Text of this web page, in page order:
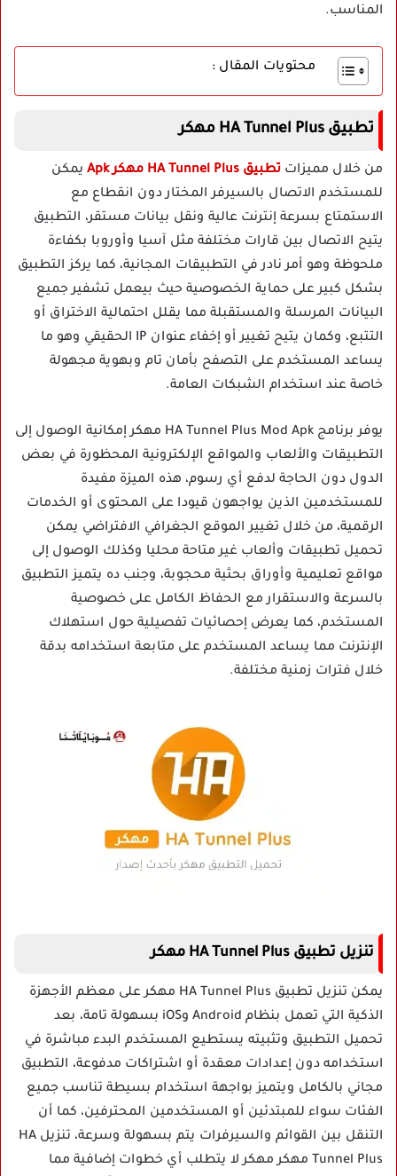
المناسب.
محتويات المقال :
تطبيق HA Tunnel Plus مهكر
من خلال مميزات تطبيق HA Tunnel Plus مهكر Apk
يمكن
للمستخدم الاتصال بالسيرفر المختار دون انقطاع مع
الاستمتاع بسرعة إنترنت عالية ونقل بيانات مستقر، التطبيق
يتيح الاتصال بين قارات مختلفة مثل آسيا وأوروبا بكفاءة
ملحوظة وهو أمر نادر في التطبيقات المجانية، كما يركز التطبيق
بشكل كبير على حماية الخصوصية حيث بيعمل تشفير جميع
البيانات المرسلة والمستقبلة مما يقلل احتمالية الاختراق أو
التتبع، وكمان يتيح تغيير أو إخفاء عنوان IP الحقيقي وهو ما
يساعد المستخدم على التصفح بأمان تام وبهوية مجهولة
خاصة عند استخدام الشبكات العامة.
يوفر برنامج HA Tunnel Plus Mod Apk مهكر إمكانية الوصول إلى
التطبيقات والألعاب والمواقع الإلكترونية المحظورة في بعض
الدول دون الحاجة لدفع أي رسوم، هذه الميزة مفيدة
للمستخدمين الذين يواجهون قيودا على المحتوى أو الخدمات
الرقمية، من خلال تغيير الموقع الجغرافي الافتراضي يمكن
تحميل تطبيقات وألعاب غير متاحة محليا وكذلك الوصول إلى
مواقع تعليمية وأوراق بحثية محجوبة، وجنب ده يتميز التطبيق
بالسرعة والاستقرار مع الحفاظ الكامل على خصوصية
المستخدم، كما يعرض إحصائيات تفصيلية حول استهلاك
الإنترنت مما يساعد المستخدم على متابعة استخدامه بدقة
خلال فترات زمنية مختلفة.
تنزيل تطبيق HA Tunnel Plus مهكر
يمكن تنزيل تطبيق HA Tunnel Plus مهكر على معظم الأجهزة
الذكية التي تعمل بنظام Android وiOS بسهولة تامة، بعد
تحميل التطبيق وتثبيته يستطيع المستخدم البدء مباشرة في
استخدامه دون إعدادات معقدة أو اشتراكات مدفوعة، التطبيق
مجاني بالكامل ويتميز بواجهة استخدام بسيطة تناسب جميع
الفئات سواء للمبتدئين أو المستخدمين المحترفين، كما أن
التنقل بين القوائم والسيرفرات يتم بسهولة وسرعة، تنزيل HA
Tunnel Plus مهكر مهكر لا يتطلب أي خطوات إضافية مما